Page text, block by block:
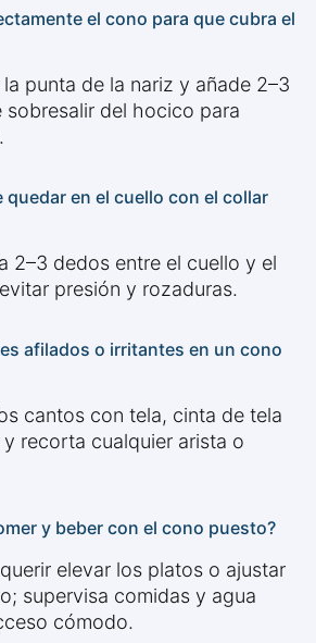
el cono para que cubra el
punta de la nariz y añade 2–3
sobresalir del hocico para
quedar en el cuello con el collar
2–3 dedos entre el cuello y el
presión y rozaduras.
afilados o irritantes en un cono
cantos con tela, cinta de tela
recorta cualquier arista o
y beber con el cono puesto?
elevar los platos o ajustar
supervisa comidas y agua
cómodo.